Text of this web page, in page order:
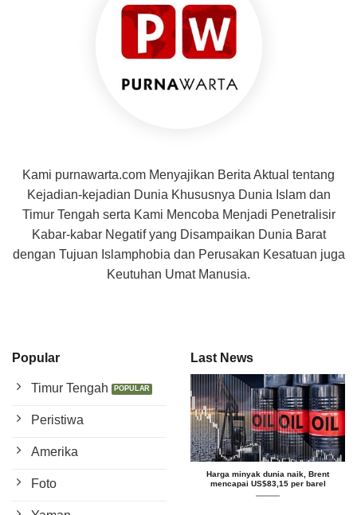
Kami purnawarta.com Menyajikan Berita Aktual tentang
Kejadian-kejadian Dunia Khususnya Dunia Islam dan
Timur Tengah serta Kami Mencoba Menjadi Penetralisir
Kabar-kabar Negatif yang Disampaikan Dunia Barat
dengan Tujuan Islamphobia dan Perusakan Kesatuan juga
Keutuhan Umat Manusia.
Popular
Timur Tengah
Peristiwa
Amerika
Foto
Last News
Harga minyak dunia naik, Brent
mencapai US$83,15 per barel